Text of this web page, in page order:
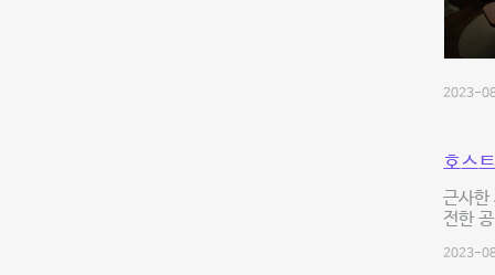
2023-
호스
근사한
전한
2023-